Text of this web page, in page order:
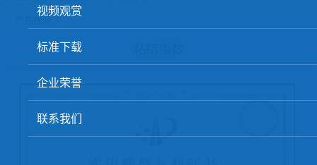
冶金渣、保护渣等高温物性检测设备
冶金石灰活性度测定仪
矿石、焦炭物理检测及制样设备
视频观赏
标准下载
企业荣誉
联系我们
产品搜索 >